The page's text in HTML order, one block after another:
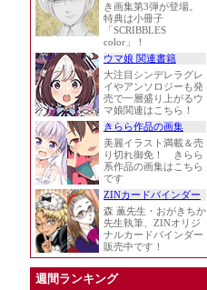
き画集第3弾が登場。
特典は小冊子
「SCRIBBLES
color」！
ウマ娘 関連書籍
大注目シンデレラグレ
イやアンソロジーも発
売で一層盛り上がるウ
マ娘関連はこちら！
きらら作品の画集
美麗イラスト満載＆売
り切れ御免！ きらら
系作品の画集はこちら
です
ZINカードバインダー
森 薫先生・おがきちか
先生執筆、ZINオリジ
ナルカードバインダー
販売中です！
週間ランキング